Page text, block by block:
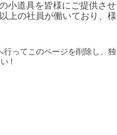
小道具を皆様にご提供さ
上の社員が働いており、
行ってこのページを削除し、
!